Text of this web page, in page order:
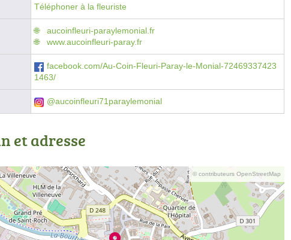
Téléphoner à la fleuriste
aucoinfleuri-paraylemonial.fr
www.aucoinfleuri-paray.fr
facebook.com/Au-Coin-Fleuri-Paray-le-Monial-72469337423
1463/
@aucoinfleuri71paraylemonial
et adresse
© contributeurs OpenStreetMap